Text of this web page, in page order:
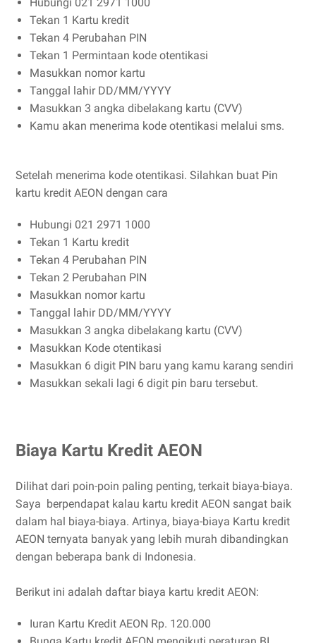
Tekan 1 Kartu kredit
Tekan 4 Perubahan PIN
Tekan 1 Permintaan kode otentikasi
Masukkan nomor kartu
Tanggal lahir DD/MM/YYYY
Masukkan 3 angka dibelakang kartu (CVV)
Kamu akan menerima kode otentikasi melalui sms.
Setelah menerima kode otentikasi. Silahkan buat Pin
kartu kredit AEON dengan cara
Hubungi 021 2971 1000
Tekan 1 Kartu kredit
Tekan 4 Perubahan PIN
Tekan 2 Perubahan PIN
Masukkan nomor kartu
Tanggal lahir DD/MM/YYYY
Masukkan 3 angka dibelakang kartu (CVV)
Masukkan Kode otentikasi
Masukkan 6 digit PIN baru yang kamu karang sendiri
Masukkan sekali lagi 6 digit pin baru tersebut.
Biaya Kartu Kredit AEON
Dilihat dari poin-poin paling penting, terkait biaya-biaya.
Saya berpendapat kalau kartu kredit AEON sangat baik
dalam hal biaya-biaya. Artinya, biaya-biaya Kartu kredit
AEON ternyata banyak yang lebih murah dibandingkan
dengan beberapa bank di Indonesia.
Berikut ini adalah daftar biaya kartu kredit AEON:
Iuran Kartu Kredit AEON Rp. 120.000